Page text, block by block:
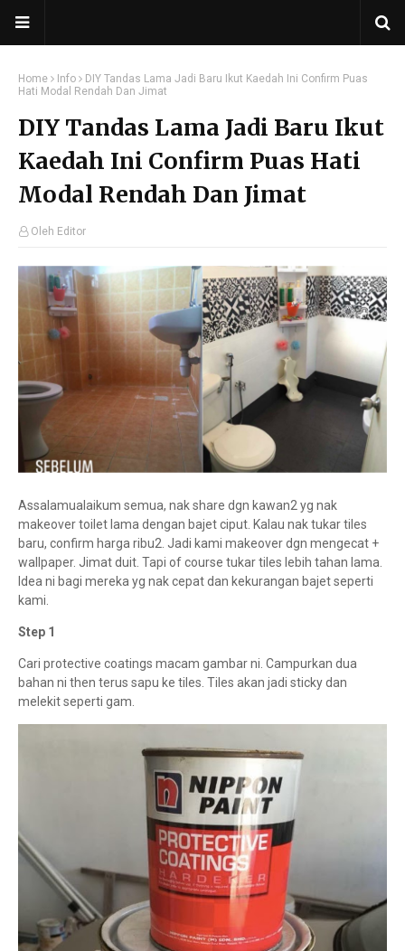
Home Info
DIY Tandas Lama Jadi Baru Ikut Kaedah Ini Confirm Puas
Hati Modal Rendah Dan Jimat
DIY Tandas Lama Jadi Baru Ikut
Kaedah Ini Confirm Puas Hati
Modal Rendah Dan Jimat
Oleh Editor
Assalamualaikum semua, nak share dgn kawan2 yg nak
makeover toilet lama dengan bajet ciput. Kalau nak tukar tiles
baru, confirm harga ribu2. Jadi kami makeover dgn mengecat +
wallpaper. Jimat duit. Tapi of course tukar tiles lebih tahan lama.
Idea ni bagi mereka yg nak cepat dan kekurangan bajet seperti
kami.
Step 1
Cari protective coatings macam gambar ni. Campurkan dua
bahan ni then terus sapu ke tiles. Tiles akan jadi sticky dan
melekit seperti gam.